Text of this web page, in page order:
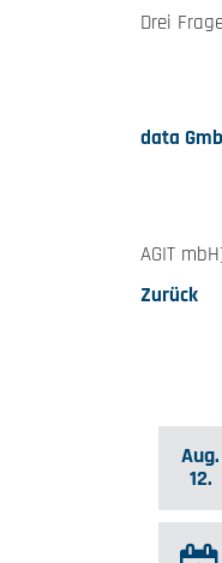
Drei
data
AGIT
Zurück
Aug.
12.